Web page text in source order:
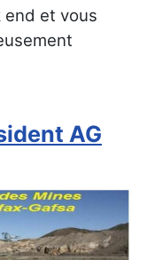
end et vous
AG